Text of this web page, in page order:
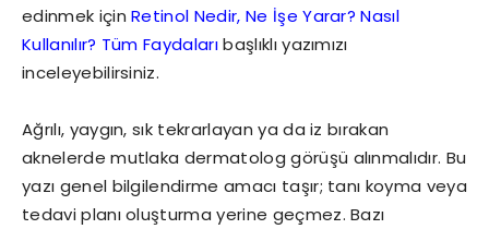
edinmek içinRetinol Nedir, Ne İşe Yarar? Nasıl
Kullanılır? Tüm Faydalarıbaşlıklı yazımızı
inceleyebilirsiniz.
Ağrılı, yaygın, sık tekrarlayan ya da iz bırakan
aknelerde mutlaka dermatolog görüşü alınmalıdır. Bu
yazı genel bilgilendirme amacı taşır; tanı koyma veya
tedavi planı oluşturma yerine geçmez. Bazı